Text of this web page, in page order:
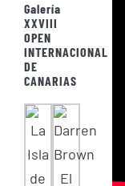
Galería
XXVIII
OPEN
INTERNACIONAL
DE
CANARIAS